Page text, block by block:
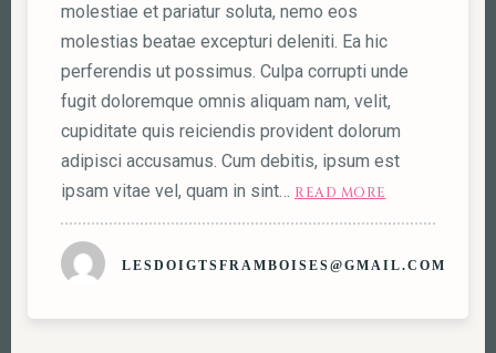
molestiae et pariatur soluta, nemo eos
molestias beatae excepturi deleniti. Ea hic
perferendis ut possimus. Culpa corrupti unde
fugit doloremque omnis aliquam nam, velit,
cupiditate quis reiciendis provident dolorum
adipisci accusamus. Cum debitis, ipsum est
ipsam vitae vel, quam in sint… READ MORE
LESDOIGTSFRAMBOISES@GMAIL.COM